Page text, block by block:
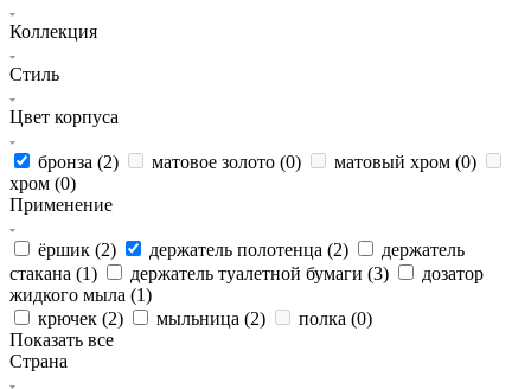
Коллекция
Стиль
Цвет корпуса
бронза (2) матовое золото (0) матовый хром (0)
хром (0)
Применение
ёршик (2) держатель полотенца (2)
держатель
стакана (1) держатель туалетной бумаги (3)
дозатор
жидкого мыла (1)
крючек (2) мыльница (2) полка (0)
Показать все
Страна